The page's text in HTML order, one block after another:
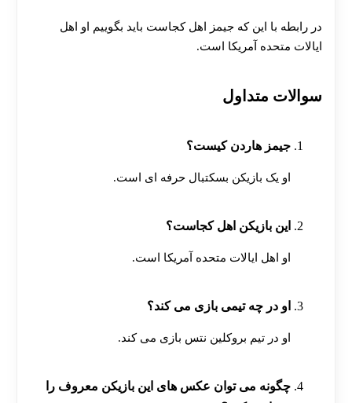
در رابطه با این که جیمز اهل کجاست باید بگوییم او اهل
ایالات متحده آمریکا است.
سوالات متداول
جیمز هاردن کیست؟
او یک بازیکن بسکتبال حرفه‌ ای است.
این بازیکن اهل کجاست؟
او اهل ایالات متحده آمریکا است.
او در چه تیمی بازی می کند؟
او در تیم بروکلین نتس بازی می‌ کند.
چگونه می توان عکس های این بازیکن معروف را